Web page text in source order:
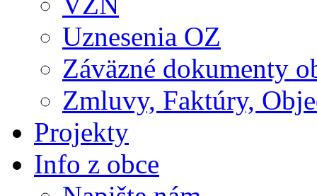
Uznesenia OZ
Záväzné dokumenty
Zmluvy, Faktúry,
Projekty
Info z obce